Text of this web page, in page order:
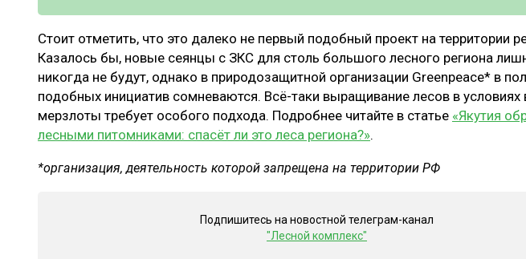
Стоит отметить, что это далеко не первый подобный проект на территории
Казалось бы, новые сеянцы с ЗКС для столь большого лесного региона
никогда не будут, однако в природозащитной организации Greenpeace* в
подобных инициатив сомневаются. Всё-таки выращивание лесов в условиях
мерзлоты требует особого подхода. Подробнее читайте в статье «Якутия
лесными питомниками: спасёт ли это леса региона?».
*организация, деятельность которой запрещена на территории РФ
Подпишитесь на новостной телеграм-канал
"Лесной комплекс"